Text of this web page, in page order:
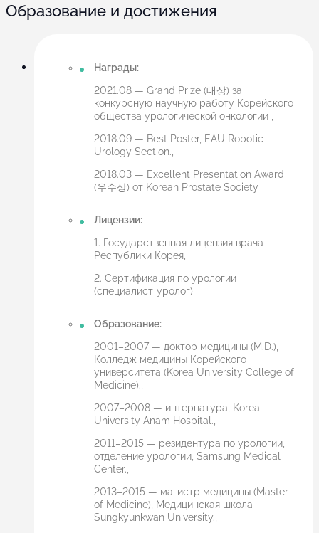
Образование и достижения
Награды:
2021.08 — Grand Prize (대상) за
конкурсную научную работу Корейского
общества урологической онкологии ,
2018.09 — Best Poster, EAU Robotic
Urology Section.,
2018.03 — Excellent Presentation Award
(우수상) от Korean Prostate Society
Лицензии:
1. Государственная лицензия врача
Республики Корея,
2. Сертификация по урологии
(специалист-уролог)
Образование:
2001–2007 — доктор медицины (M.D.),
Колледж медицины Корейского
университета (Korea University College of
Medicine).,
2007–2008 — интернатура, Korea
University Anam Hospital.,
2011–2015 — резидентура по урологии,
отделение урологии, Samsung Medical
Center.,
2013–2015 — магистр медицины (Master
of Medicine), Медицинская школа
Sungkyunkwan University.,